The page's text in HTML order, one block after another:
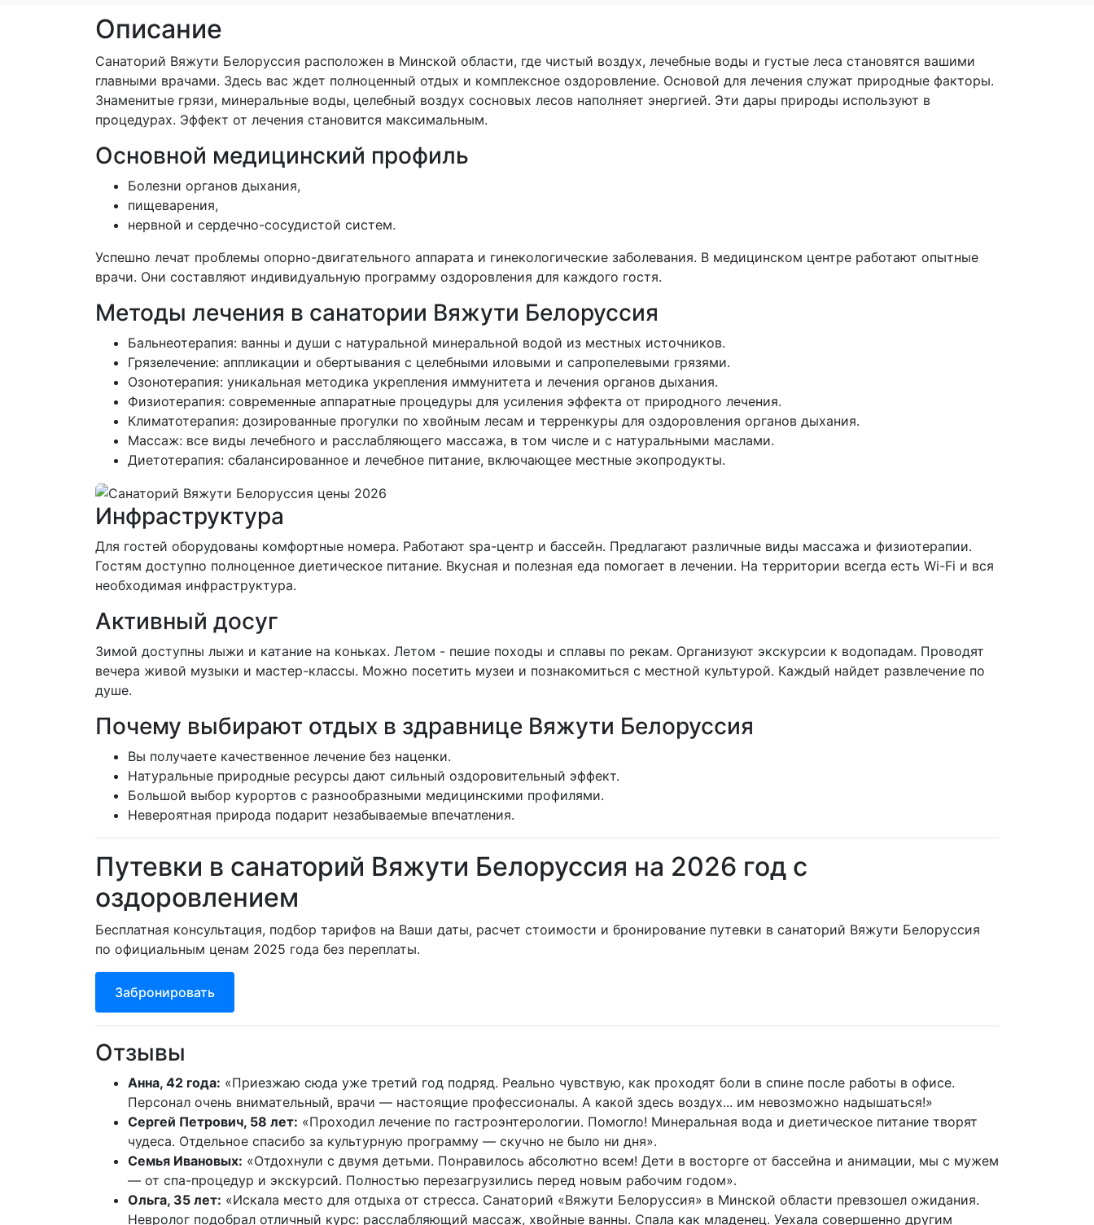
Описание
Санаторий Вяжути Белоруссия расположен в Минской области, где чистый воздух, лечебные воды и густые леса становятся вашими
главными врачами. Здесь вас ждет полноценный отдых и комплексное оздоровление. Основой для лечения служат природные факторы.
Знаменитые грязи, минеральные воды, целебный воздух сосновых лесов наполняет энергией. Эти дары природы используют в
процедурах. Эффект от лечения становится максимальным.
Основной медицинский профиль
Болезни органов дыхания,
пищеварения,
нервной и сердечно-сосудистой систем.
Успешно лечат проблемы опорно-двигательного аппарата и гинекологические заболевания. В медицинском центре работают опытные
врачи. Они составляют индивидуальную программу оздоровления для каждого гостя.
Методы лечения в санатории Вяжути Белоруссия
Бальнеотерапия: ванны и души с натуральной минеральной водой из местных источников.
Грязелечение: аппликации и обертывания с целебными иловыми и сапропелевыми грязями.
Озонотерапия: уникальная методика укрепления иммунитета и лечения органов дыхания.
Физиотерапия: современные аппаратные процедуры для усиления эффекта от природного лечения.
Климатотерапия: дозированные прогулки по хвойным лесам и терренкуры для оздоровления органов дыхания.
Массаж: все виды лечебного и расслабляющего массажа, в том числе и с натуральными маслами.
Диетотерапия: сбалансированное и лечебное питание, включающее местные экопродукты.
Инфраструктура
Для гостей оборудованы комфортные номера. Работают spa-центр и бассейн. Предлагают различные виды массажа и физиотерапии.
Гостям доступно полноценное диетическое питание. Вкусная и полезная еда помогает в лечении. На территории всегда есть Wi-Fi и вся
необходимая инфраструктура.
Активный досуг
Зимой доступны лыжи и катание на коньках. Летом - пешие походы и сплавы по рекам. Организуют экскурсии к водопадам. Проводят
вечера живой музыки и мастер-классы. Можно посетить музеи и познакомиться с местной культурой. Каждый найдет развлечение по
душе.
Почему выбирают отдых в здравнице Вяжути Белоруссия
Вы получаете качественное лечение без наценки.
Натуральные природные ресурсы дают сильный оздоровительный эффект.
Большой выбор курортов с разнообразными медицинскими профилями.
Невероятная природа подарит незабываемые впечатления.
Путевки в санаторий Вяжути Белоруссия на 2026 год с
оздоровлением
Бесплатная консультация, подбор тарифов на Ваши даты, расчет стоимости и бронирование путевки в санаторий Вяжути Белоруссия
по официальным ценам 2025 года без переплаты.
Забронировать
Отзывы
Анна, 42 года: «Приезжаю сюда уже третий год подряд. Реально чувствую, как проходят боли в спине после работы в офисе.
Персонал очень внимательный, врачи — настоящие профессионалы. А какой здесь воздух... им невозможно надышаться!»
Сергей Петрович, 58 лет: «Проходил лечение по гастроэнтерологии. Помогло! Минеральная вода и диетическое питание творят
чудеса. Отдельное спасибо за культурную программу — скучно не было ни дня».
Семья Ивановых: «Отдохнули с двумя детьми. Понравилось абсолютно всем! Дети в восторге от бассейна и анимации, мы с мужем
— от спа-процедур и экскурсий. Полностью перезагрузились перед новым рабочим годом».
Ольга, 35 лет: «Искала место для отдыха от стресса. Санаторий «Вяжути Белоруссия» в Минской области превзошел ожидания.
Невролог подобрал отличный курс: расслабляющий массаж, хвойные ванны. Спала как младенец. Уехала совершенно другим